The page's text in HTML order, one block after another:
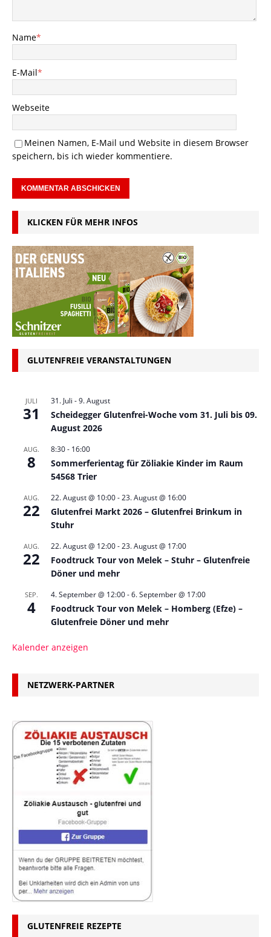
Name*
E-Mail*
Webseite
Meinen Namen, E-Mail und Website in diesem Browser
speichern, bis ich wieder kommentiere.
KLICKEN FÜR MEHR INFOS
GLUTENFREIE VERANSTALTUNGEN
JULI
31
31. Juli -9. August
Scheidegger Glutenfrei-Woche vom 31. Juli bis 09.
August 2026
AUG.
8
8:30- 16:00
Sommerferientag für Zöliakie Kinder im Raum
54568 Trier
AUG.
22
22. August @ 10:00-23. August @ 16:00
Glutenfrei Markt 2026 – Glutenfrei Brinkum in
Stuhr
AUG.
22
22. August @ 12:00-23. August @ 17:00
Foodtruck Tour von Melek – Stuhr – Glutenfreie
Döner und mehr
SEP.
4
4. September @ 12:00-6. September @ 17:00
Foodtruck Tour von Melek – Homberg (Efze) –
Glutenfreie Döner und mehr
Kalender anzeigen
NETZWERK-PARTNER
GLUTENFREIE REZEPTE